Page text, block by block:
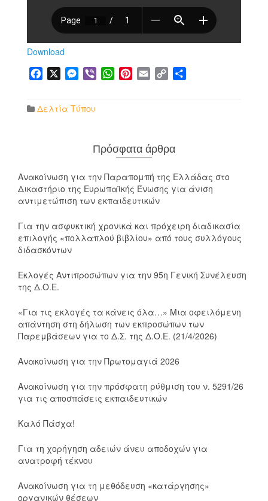
Download
Facebook Messenger
Viber WhatsApp
Pinterest
Email Copy
Δελτία Τύπου
Πρόσφατα άρθρα
Ανακοίνωση για την Παραπομπή της Ελλάδας στο
Δικαστήριο της Ευρωπαϊκής Ένωσης για άνιση
αντιμετώπιση των εκπαιδευτικών
Για την ασφυκτική χρονικά και πρόχειρη διαδικασία
επιλογής «πολλαπλού βιβλίου» από τους συλλόγους
διδασκόντων
Εκλογές Αντιπροσώπων για την 95η Γενική Συνέλευση
της Δ.Ο.Ε.
«Για τις εκλογές τα κάνεις όλα…» Μια οφειλόμενη
απάντηση στη δήλωση των εκπροσώπων των
Παρεμβάσεων για το Δ.Σ. της Δ.Ο.Ε. (21/4/2026)
Ανακοίνωση για την Πρωτομαγιά 2026
Ανακοίνωση για την πρόσφατη ρύθμιση του ν. 5291/26
για τις αποσπάσεις εκπαιδευτικών
Καλό Πάσχα!
Για τη χορήγηση αδειών άνευ αποδοχών για
ανατροφή τέκνου
Ανακοίνωση για τη μεθόδευση «κατάργησης»
οργανικών θέσεων